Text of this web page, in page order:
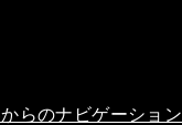
らのナビゲーショ